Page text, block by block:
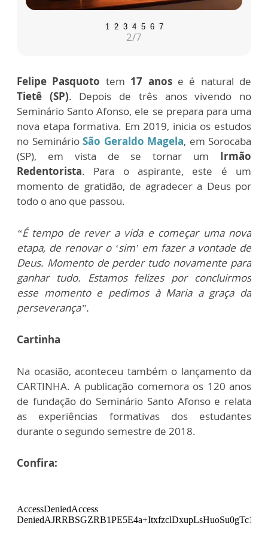
1 2 3 4 5 6 7
2/7
Felipe Pasquoto tem 17 anose é natural de
Tietê (SP). Depois de três anos vivendo no
Seminário Santo Afonso, ele se prepara para uma
nova etapa formativa. Em 2019, inicia os estudos
no Seminário São Geraldo Magela, em Sorocaba
(SP), em vista de se tornar um Irmão
Redentorista. Para o aspirante, este é um
momento de gratidão, de agradecer a Deus por
todo o ano que passou.
“É tempo de rever a vida e começar uma nova
etapa, de renovar o ‘sim’ em fazer a vontade de
Deus. Momento de perder tudo novamente para
ganhar tudo. Estamos felizes por concluirmos
esse momento e pedimos à Maria a graça da
perseverança”.
Cartinha
Na ocasião, aconteceu também o lançamento da
CARTINHA. A publicação comemora os 120 anos
de fundação do Seminário Santo Afonso e relata
as experiências formativas dos estudantes
durante o segundo semestre de 2018.
Confira: